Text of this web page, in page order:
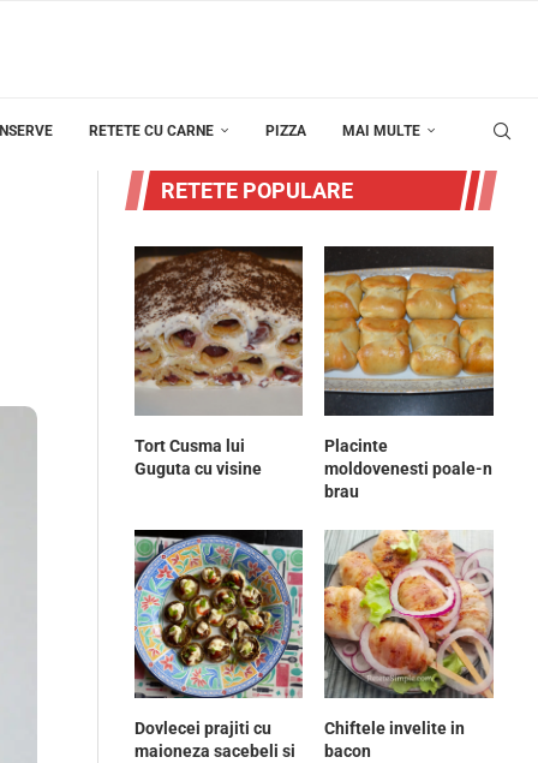
RETETE CU CARNE PIZZA MAI MULTE
RETETE POPULARE
Tort Cusma lui
Guguta cu visine
Placinte
moldovenesti poale-n
brau
Dovlecei prajiti cu
maioneza sacebeli si
Chiftele invelite in
bacon